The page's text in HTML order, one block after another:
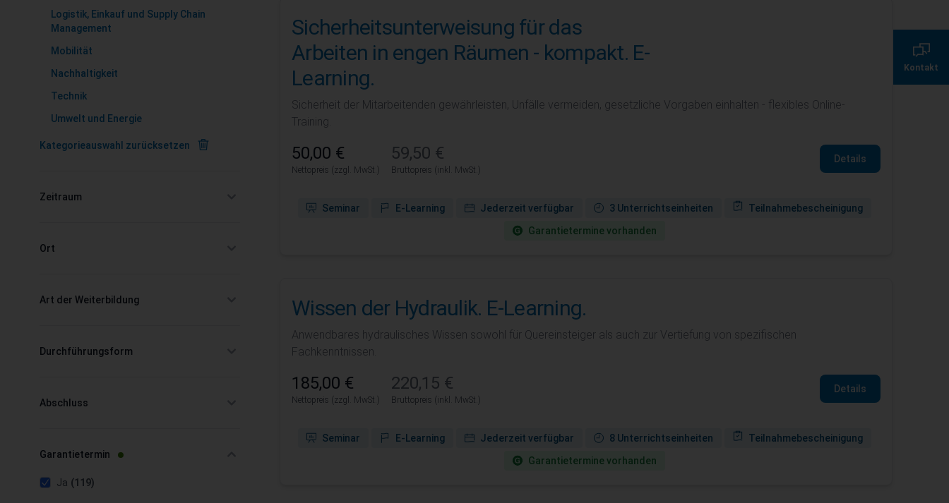
Kontakt
Sicherheitsunterweisung für das
Arbeiten in engen Räumen - kompakt. E-
Learning.
Sicherheit der Mitarbeitenden gewährleisten, Unfälle vermeiden, gesetzliche Vorgaben einhalten - flexibles Online-
Training.
50,00 €
Nettopreis (zzgl. MwSt.)
59,50 €
Bruttopreis (inkl. MwSt.)
Details
Seminar E-Learning Jederzeit verfügbar 3 Unterrichtseinheiten
Teilnahmebescheinigung
Garantie­termine vorhanden
Wissen der Hydraulik. E-Learning.
Anwendbares hydraulisches Wissen sowohl für Quereinsteiger als auch zur Vertiefung von spezifischen
Fachkenntnissen.
185,00 €
Nettopreis (zzgl. MwSt.)
220,15 €
Bruttopreis (inkl. MwSt.)
Details
Seminar E-Learning Jederzeit verfügbar 8 Unterrichtseinheiten
Teilnahmebescheinigung
Garantie­termine vorhanden
Logistik, Einkauf und Supply Chain
Management
Mobilität
Nachhaltigkeit
Technik
Umwelt und Energie
Kategorieauswahl zurücksetzen
Zeitraum
Ort
Art der Weiterbildung
Durchführungsform
Abschluss
Garantietermin filter
Ja (119)